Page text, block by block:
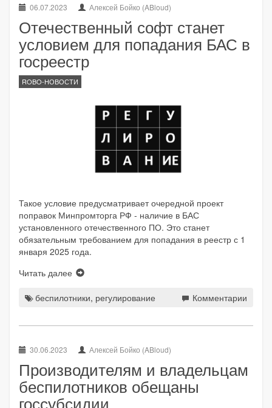
06.07.2023 Алексей Бойко (ABloud)
Отечественный софт станет
условием для попадания БАС в
госреестр
ROBO-НОВОСТИ
Такое условие предусматривает очередной проект
поправок Минпромторга РФ - наличие в БАС
установленного отечественного ПО. Это станет
обязательным требованием для попадания в реестр с 1
января 2025 года.
Читать далее
беспилотники, регулирование Комментарии
30.06.2023 Алексей Бойко (ABloud)
Производителям и владельцам
беспилотников обещаны
госсубсидии